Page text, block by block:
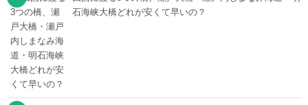
石海峡大橋どれが安くて早いの？